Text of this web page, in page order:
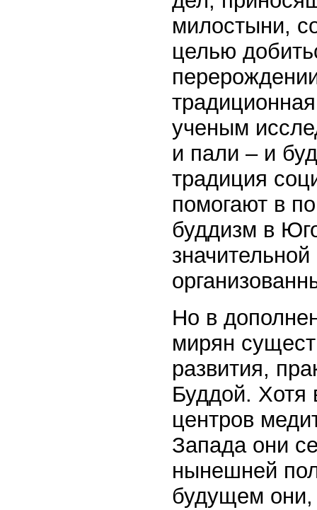
милостыни,
целью
ученым
и пали – и
традиция
помогают в
буддизм в
Но в
мирян
развития,
Буддой. Хотя
центров
Запада они
нынешней
будущем они,